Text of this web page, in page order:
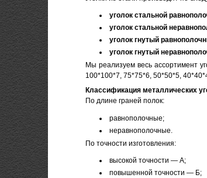
уголок стальной
уголок стальной
уголок гнутый
уголок гнутый
Мы реализуем весь ассортимент
100*100*7, 75*75*6, 50*50*5,
Классификация металлических
По длине граней полок:
равнополочные;
неравнополочные.
По точности изготовления:
высокой точности — А;
повышенной точности — Б;